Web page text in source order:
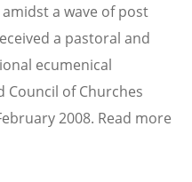
a wave of post
a pastoral and
ecumenical
Council of Churches
2008. Read more